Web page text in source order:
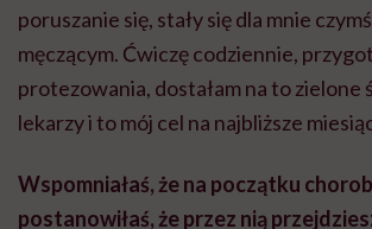
poruszanie się, stały się dla mnie
męczącym. Ćwiczę codziennie,
protezowania, dostałam na to zielone
lekarzy i to mój cel na najbliższe
Wspomniałaś, że na początku
postanowiłaś, że przez nią